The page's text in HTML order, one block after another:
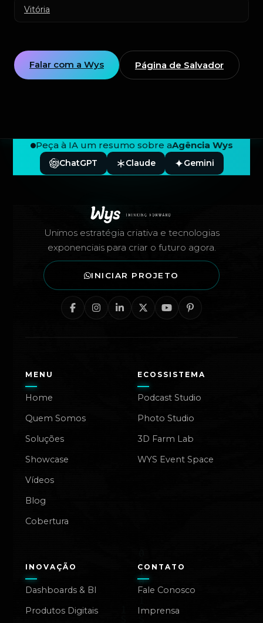
Vitória
Falar com a Wys Página de Salvador
Peça à IA um resumo sobre aAgência Wys
ChatGPT Claude Gemini
Unimos estratégia criativa e tecnologias
exponenciais para criar o futuro agora.
INICIAR PROJETO
MENU
Home
Quem Somos
Soluções
Showcase
Vídeos
Blog
Cobertura
ECOSSISTEMA
Podcast Studio
Photo Studio
3D Farm Lab
WYS Event Space
INOVAÇÃO
Dashboards & BI
Produtos Digitais
CONTATO
Fale Conosco
Imprensa